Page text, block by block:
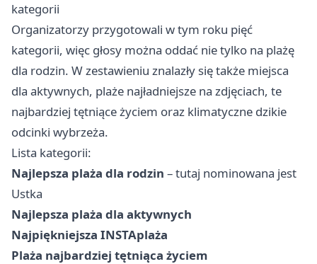
kategorii
Organizatorzy przygotowali w tym roku pięć
kategorii, więc głosy można oddać nie tylko na plażę
dla rodzin. W zestawieniu znalazły się także miejsca
dla aktywnych, plaże najładniejsze na zdjęciach, te
najbardziej tętniące życiem oraz klimatyczne dzikie
odcinki wybrzeża.
Lista kategorii:
Najlepsza plaża dla rodzin – tutaj nominowana jest
Ustka
Najlepsza plaża dla aktywnych
Najpiękniejsza INSTAplaża
Plaża najbardziej tętniąca życiem